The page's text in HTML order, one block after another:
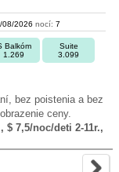
08/2026 nocí: 7
Balkóm
1.269
Suite
3.099
bez poistenia a bez
ceny.
$ 7,5/noc/deti 2-11r.,